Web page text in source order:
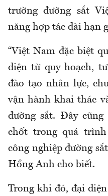
trường đường sắt
năng hợp tác dài hạn
“Việt Nam đặc biệt
diện từ quy hoạch,
đào tạo nhân lực,
vận hành khai thác
đường sắt. Đây
chốt trong quá
công nghiệp đường
Hồng Anh cho biết.
Trong khi đó, đại